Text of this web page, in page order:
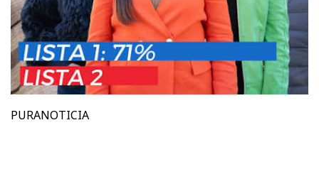
PURANOTICIA